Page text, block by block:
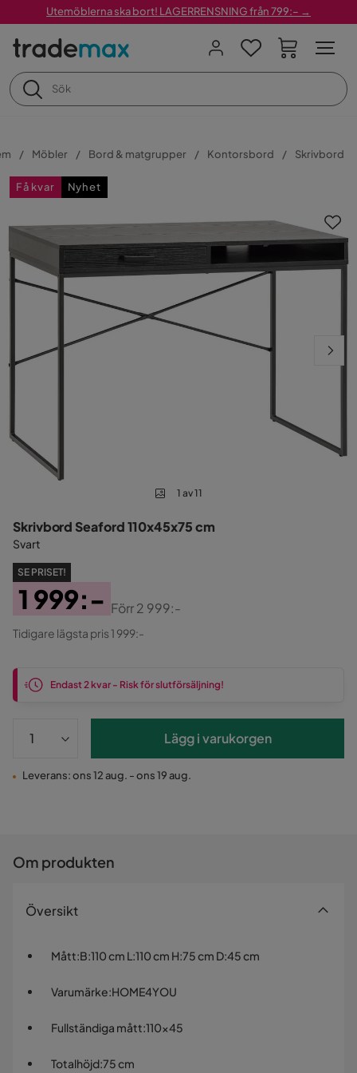
Utemöblerna ska bort! LAGERRENSNING från 799:– →
Möbler Bord & matgrupper Kontorsbord Skrivbord
Få kvar Nyhet
1 av 11
Skrivbord Seaford 110x45x75 cm
Svart
SE PRISET!
Pris
1 999:-
Original
Pris
Förr2 999:-
Tidigare lägsta pris 1 999:-
Endast 2 kvar - Risk för slutförsäljning!
Lägg i varukorgen
Leverans: ons 12 aug. - ons 19 aug.
Om produkten
Översikt
Mått:B:110 cm L:110 cm H:75 cm D:45 cm
Varumärke:HOME4YOU
Fullständiga mått:110x45
Totalhöjd:75 cm